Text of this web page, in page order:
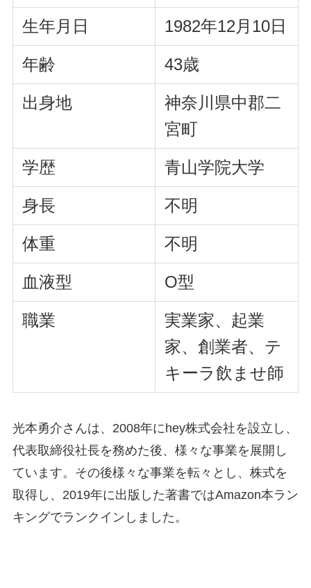
生年月日 1982年12月10日
年齢 43歳
出身地
神奈川県中郡二
宮町
学歴 青山学院大学
身長 不明
体重 不明
血液型 O型
職業
実業家、起業
家、創業者、テ
キーラ飲ませ師
光本勇介さんは、2008年にhey株式会社を設立し、
代表取締役社長を務めた後、様々な事業を展開し
ています。その後様々な事業を転々とし、株式を
取得し、2019年に出版した著書ではAmazon本ラン
キングでランクインしました。